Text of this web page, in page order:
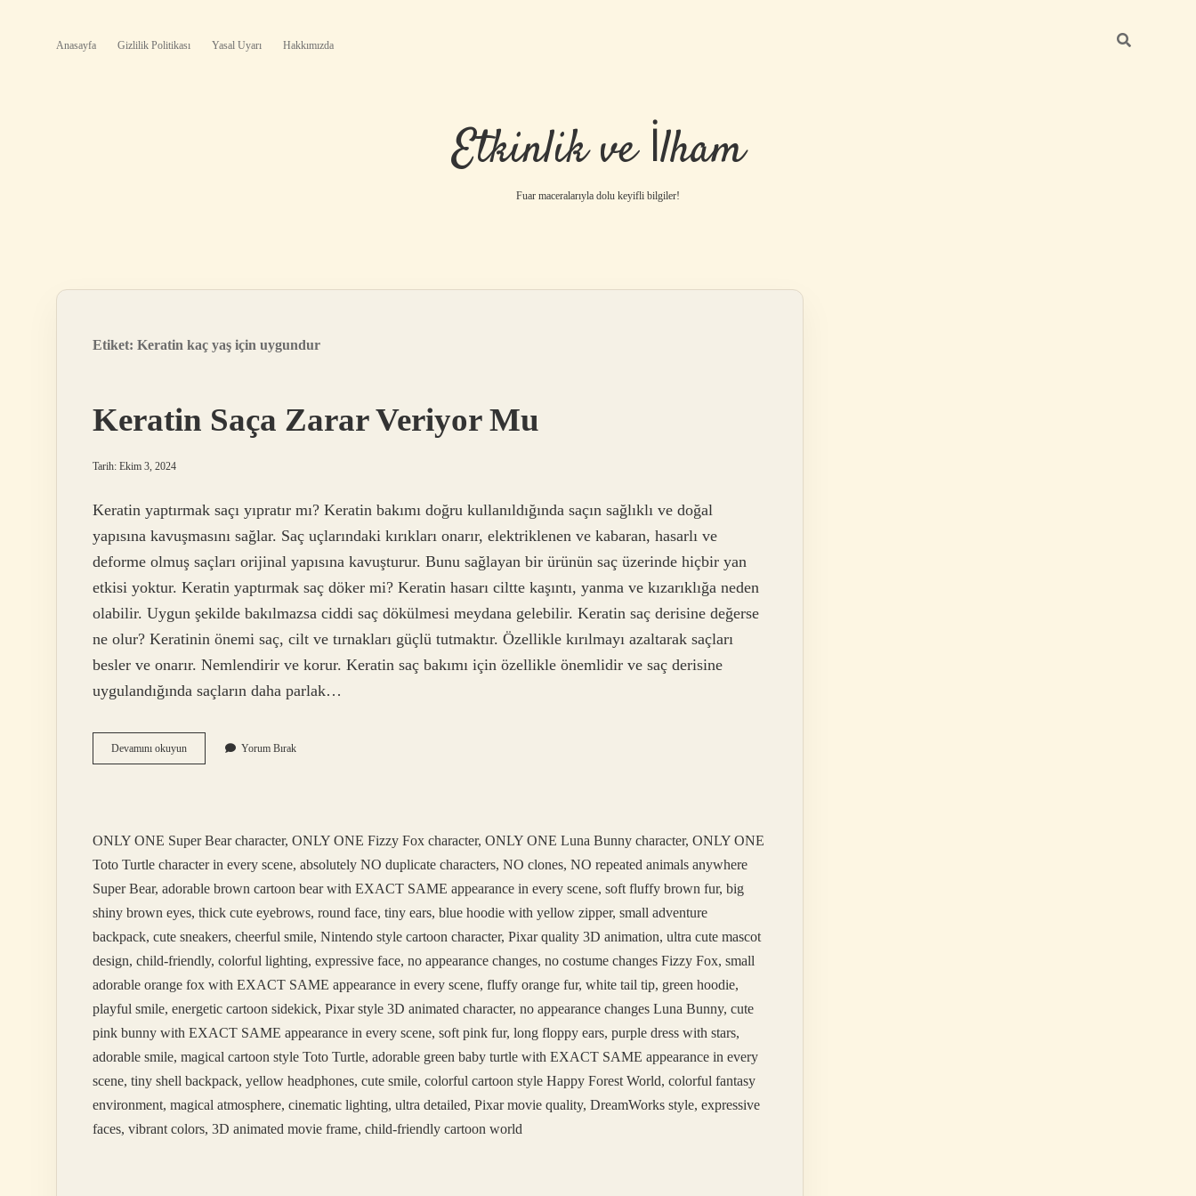
Anasayfa Gizlilik Politikası Yasal Uyarı Hakkımızda
Etkinlik ve İlham
Fuar maceralarıyla dolu keyifli bilgiler!
Etiket: Keratin kaç yaş için uygundur
Keratin Saça Zarar Veriyor Mu
Tarih: Ekim 3, 2024
Keratin yaptırmak saçı yıpratır mı? Keratin bakımı doğru kullanıldığında saçın sağlıklı ve doğal
yapısına kavuşmasını sağlar. Saç uçlarındaki kırıkları onarır, elektriklenen ve kabaran, hasarlı ve
deforme olmuş saçları orijinal yapısına kavuşturur. Bunu sağlayan bir ürünün saç üzerinde hiçbir yan
etkisi yoktur. Keratin yaptırmak saç döker mi? Keratin hasarı ciltte kaşıntı, yanma ve kızarıklığa neden
olabilir. Uygun şekilde bakılmazsa ciddi saç dökülmesi meydana gelebilir. Keratin saç derisine değerse
ne olur? Keratinin önemi saç, cilt ve tırnakları güçlü tutmaktır. Özellikle kırılmayı azaltarak saçları
besler ve onarır. Nemlendirir ve korur. Keratin saç bakımı için özellikle önemlidir ve saç derisine
uygulandığında saçların daha parlak…
Devamını okuyunKeratin
Saça
Yorum Bırak
ONLY ONE Super Bear character, ONLY ONE Fizzy Fox character, ONLY ONE Luna Bunny character, ONLY ONE
Toto Turtle character in every scene, absolutely NO duplicate characters, NO clones, NO repeated animals anywhere
Super Bear, adorable brown cartoon bear with EXACT SAME appearance in every scene, soft fluffy brown fur, big
shiny brown eyes, thick cute eyebrows, round face, tiny ears, blue hoodie with yellow zipper, small adventure
backpack, cute sneakers, cheerful smile, Nintendo style cartoon character, Pixar quality 3D animation, ultra cute mascot
design, child-friendly, colorful lighting, expressive face, no appearance changes, no costume changes Fizzy Fox, small
adorable orange fox with EXACT SAME appearance in every scene, fluffy orange fur, white tail tip, green hoodie,
playful smile, energetic cartoon sidekick, Pixar style 3D animated character, no appearance changes Luna Bunny, cute
pink bunny with EXACT SAME appearance in every scene, soft pink fur, long floppy ears, purple dress with stars,
adorable smile, magical cartoon style Toto Turtle, adorable green baby turtle with EXACT SAME appearance in every
scene, tiny shell backpack, yellow headphones, cute smile, colorful cartoon style Happy Forest World, colorful fantasy
environment, magical atmosphere, cinematic lighting, ultra detailed, Pixar movie quality, DreamWorks style, expressive
faces, vibrant colors, 3D animated movie frame, child-friendly cartoon world